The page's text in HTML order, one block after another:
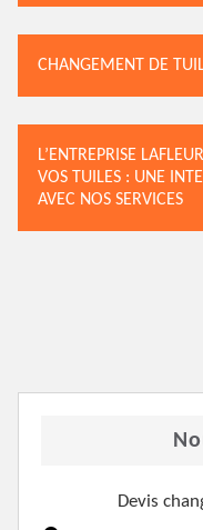
CHANGEMENT DE
L’ENTREPRISE
VOS TUILES : UNE
AVEC NOS SERVICES
Devis